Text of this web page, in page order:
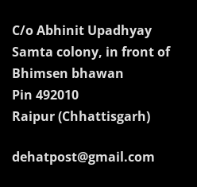
C/o Abhinit Upadhyay
Samta colony, in front of
Bhimsen bhawan
Pin 492010
Raipur (Chhattisgarh)
dehatpost@gmail.com